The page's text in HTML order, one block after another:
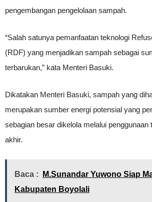
pengembangan pengelolaan sampah.
“Salah satunya pemanfaatan teknologi
(RDF) yang menjadikan sampah sebagai
terbarukan,” kata Menteri Basuki.
Dikatakan Menteri Basuki, sampah yang
merupakan sumber energi potensial yang
sebagian besar dikelola melalui penggunaan
akhir.
Baca :
M.Sunandar Yuwono Siap
Kabupaten Boyolali